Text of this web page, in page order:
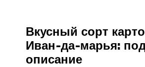
Вкусный сорт
Иван-да-марья:
описание